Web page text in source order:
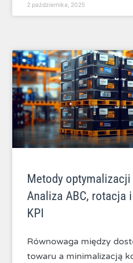
2 października, 2025
Metody
Analiza ABC, rotacja
KPI
Równowaga między
towaru a minimalizacją